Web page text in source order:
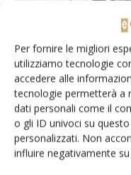
Per fornire le migliori
utilizziamo tecnologie
accedere alle
tecnologie permetterà a
dati personali come il
o gli ID univoci su
personalizzati. Non
influire negativamente
Coltivatore Kuhn
600
Di Ottavio Repetti 31 Luglio 2023